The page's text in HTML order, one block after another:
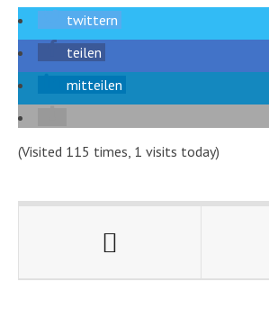
twittern
teilen
mitteilen
(Visited 115 times, 1 visits today)